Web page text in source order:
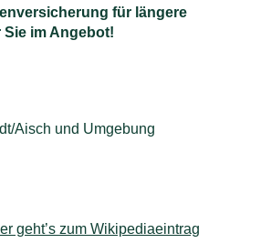
für längere
im Angebot!
Aisch und Umgebung
geht’s zum Wikipediaeintrag